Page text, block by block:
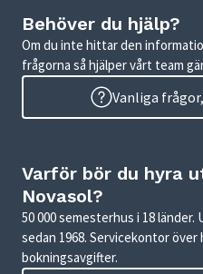
Behöver du hjälp?
Om du inte hittar den
frågorna så hjälper vårt team
Vanliga
Varför bör du hyra
Novasol?
50 000 semesterhus i 18
sedan 1968. Servicekontor över
bokningsavgifter.